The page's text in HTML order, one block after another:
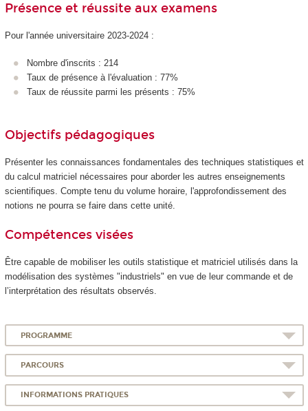
Présence et réussite aux examens
Pour l'année universitaire 2023-2024 :
Nombre d'inscrits : 214
Taux de présence à l'évaluation : 77%
Taux de réussite parmi les présents : 75%
Objectifs pédagogiques
Présenter les connaissances fondamentales des techniques statistiques et
du calcul matriciel nécessaires pour aborder les autres enseignements
scientifiques. Compte tenu du volume horaire, l'approfondissement des
notions ne pourra se faire dans cette unité.
Compétences visées
Être capable de mobiliser les outils statistique et matriciel utilisés dans la
modélisation des systèmes "industriels" en vue de leur commande et de
l’interprétation des résultats observés.
PROGRAMME
PARCOURS
INFORMATIONS PRATIQUES